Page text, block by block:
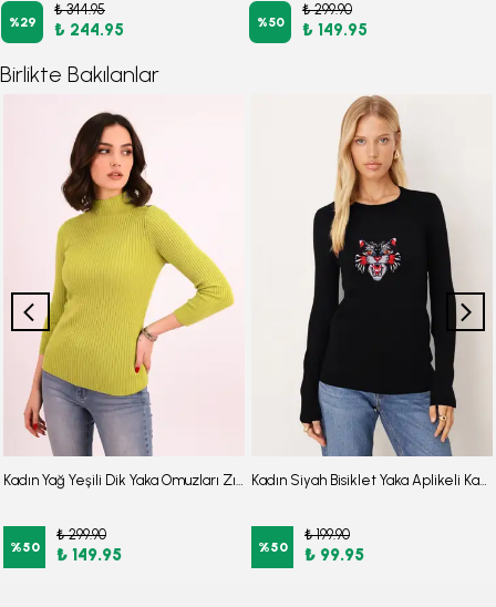
%29
₺ 344.95
₺ 244.95 %50
₺ 299.90
₺ 149.95
Birlikte Bakılanlar
Kadın Yağ Yeşili Dik Yaka Omuzları Zımba Detaylı Triko Kazak ARM-26K136065
%50
₺ 299.90
₺ 149.95
Kadın Siyah Bisiklet Yaka Aplikeli Kazak ARM-26K136002
%50
₺ 199.90
₺ 99.95